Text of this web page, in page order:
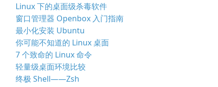
Linux 下的桌面级杀毒软件
窗口管理器 Openbox 入门指南
最小化安装 Ubuntu
你可能不知道的 Linux 桌面
7 个致命的 Linux 命令
轻量级桌面环境比较
终极 Shell——Zsh